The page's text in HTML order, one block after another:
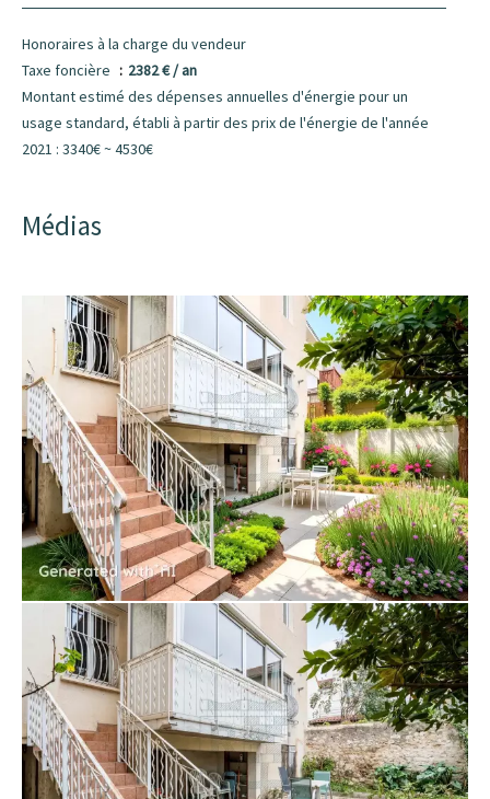
Honoraires à la charge du vendeur
Taxe foncière
2382 € / an
Montant estimé des dépenses annuelles d'énergie pour un
usage standard, établi à partir des prix de l'énergie de l'année
2021 : 3340€ ~ 4530€
Médias